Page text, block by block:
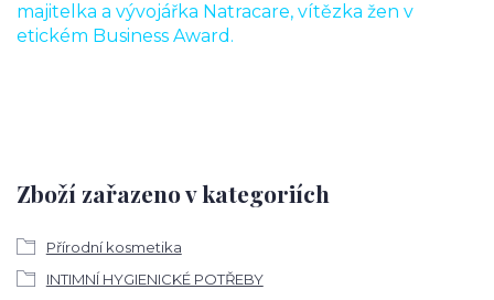
majitelka a vývojářka Natracare, vítězka žen v
etickém Business Award.
Zboží zařazeno v kategoriích
Přírodní kosmetika
INTIMNÍ HYGIENICKÉ POTŘEBY